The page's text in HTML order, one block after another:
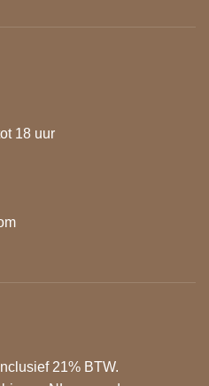
18 uur
21% BTW.